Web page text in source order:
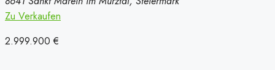
Zu Verkaufen
2.999.900 €